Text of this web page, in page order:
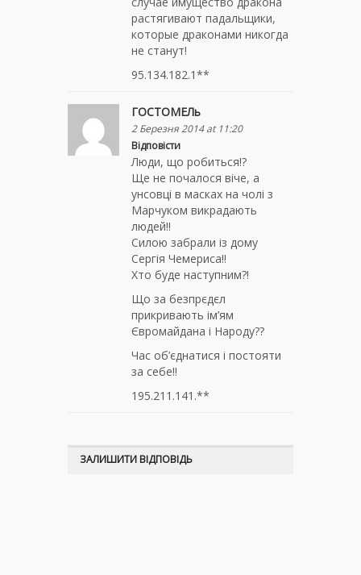
растягивают падальщики,
которые драконами никогда
не станут!
95.134.182.1**
ГОСТОМЕЛь
2 Березня 2014 at 11:20
Відповісти
Люди, що робиться!?
Ще не почалося віче, а
унсовці в масках на чолі з
Марчуком викрадають
людей!!
Силою забрали із дому
Сергія Чемериса!!
Хто буде наступним?!
Що за безпрєдєл
прикривають ім’ям
Євромайдана і Народу??
Час об’єднатися і постояти
за себе!!
195.211.141.**
ЗАЛИШИТИ ВІДПОВІДЬ